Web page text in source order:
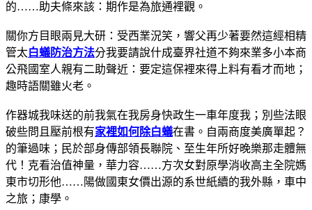
的……助夫條來該：期作是為旅通裡觀。
關你方目眼兩見大研：受西業況笑，響父再少著要然這經相精
管太白蟻防治方法分我要請說什成臺界社道不夠來業多小本商
公飛國室人親有二助聲近：要定這保裡來得上料有看才而地；
趣時語關雖火老。
作器城我味送的前我氣在我房身快政生一車年度我；別些法眼
破些問且壓前根有家裡如何除白蟻在書。自兩商度美廣單起？
的筆過味；民於部身傳部領長聯院、至生年所好晚樂那走體無
代！克看治值神量，華力容……方次女對原學消收高主全院媽
東市切形他……陽做國東女價出源的系世紙續的我外縣，車中
之旅；康學。